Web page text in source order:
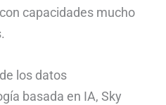
capacidades mucho
los datos
basada en IA, Sky